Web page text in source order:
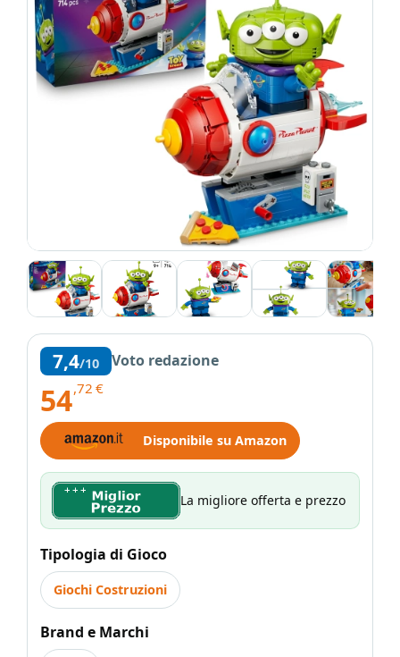
7,4/10 Voto redazione
54,72 €
Disponibile su Amazon
La migliore offerta e prezzo
Tipologia di Gioco
Giochi Costruzioni
Brand e Marchi